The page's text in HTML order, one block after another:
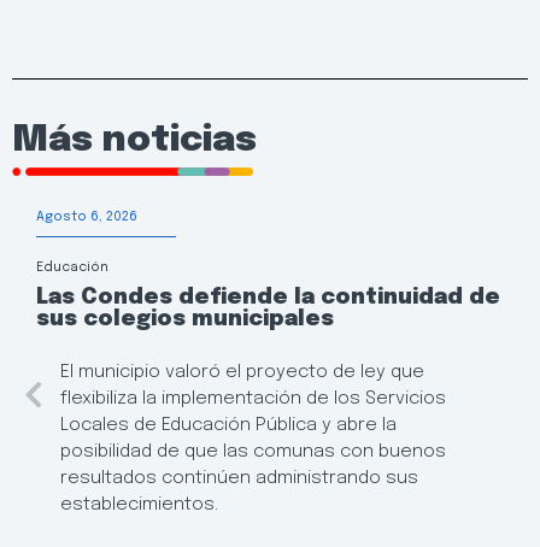
Más noticias
Agosto 6, 2026
Educación
Las Condes defiende la continuidad de
sus colegios municipales
El municipio valoró el proyecto de ley que
flexibiliza la implementación de los Servicios
Locales de Educación Pública y abre la
posibilidad de que las comunas con buenos
resultados continúen administrando sus
establecimientos.